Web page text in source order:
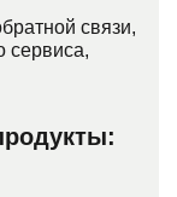
связи,
сервиса,